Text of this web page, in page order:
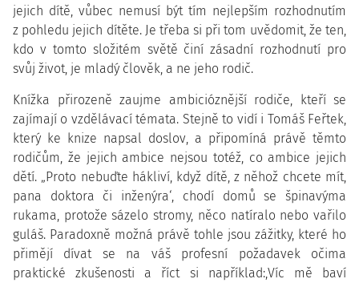
jejich dítě, vůbec nemusí být tím nejlepším rozhodnutím
z pohledu jejich dítěte. Je třeba si při tom uvědomit, že ten,
kdo v tomto složitém světě činí zásadní rozhodnutí pro
svůj život, je mladý člověk, a ne jeho rodič.
Knížka přirozeně zaujme ambicióznější rodiče, kteří se
zajímají o vzdělávací témata. Stejně to vidí i Tomáš Feřtek,
který ke knize napsal doslov, a připomíná právě těmto
rodičům, že jejich ambice nejsou totéž, co ambice jejich
dětí. „Proto nebuďte hákliví, když dítě, z něhož chcete mít,
pana doktora či inženýra‘, chodí domů se špinavýma
rukama, protože sázelo stromy, něco natíralo nebo vařilo
guláš. Paradoxně možná právě tohle jsou zážitky, které ho
přimějí dívat se na váš profesní požadavek očima
praktické zkušenosti a říct si například:,Víc mě baví